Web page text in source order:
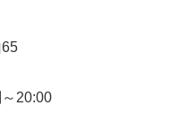
20:00